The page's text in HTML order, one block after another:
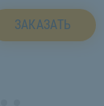
ЗАКАЗАТЬ